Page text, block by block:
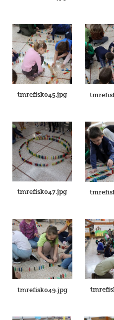
tmrefisk045.jpg
tmrefisk047.jpg
tmrefisk049.jpg